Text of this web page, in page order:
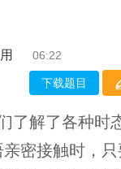
06:22
下载题目
了解了各种时
密接触时，